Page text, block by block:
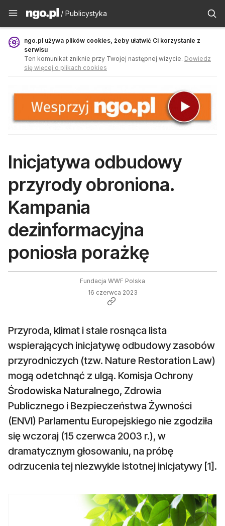
Publicystyka - ngo.pl
/ Publicystyka
ngo.pl używa plików cookies, żeby ułatwić Ci korzystanie z
serwisu
Ten komunikat zniknie przy Twojej następnej wizycie. Dowiedz
się więcej o plikach cookies
Inicjatywa odbudowy
przyrody obroniona.
Kampania
dezinformacyjna
poniosła porażkę
Fundacja WWF Polska
16 czerwca 2023
Przyroda, klimat i stale rosnąca lista
wspierających inicjatywę odbudowy zasobów
przyrodniczych (tzw. Nature Restoration Law)
mogą odetchnąć z ulgą. Komisja Ochrony
Środowiska Naturalnego, Zdrowia
Publicznego i Bezpieczeństwa Żywności
(ENVI) Parlamentu Europejskiego nie zgodziła
się wczoraj (15 czerwca 2003 r.), w
dramatycznym głosowaniu, na próbę
odrzucenia tej niezwykle istotnej inicjatywy [1].